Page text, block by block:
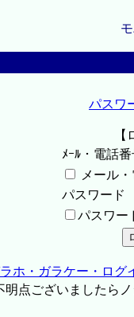
パスワ
ﾒｰﾙ・電話番
メール
パスワード
パスワー
ホ・ガラケー・ログ
点ございましたらノ